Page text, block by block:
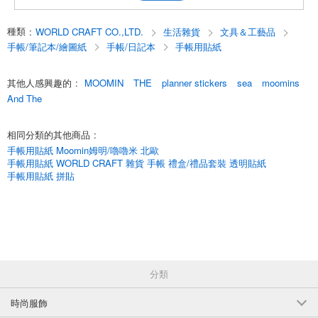
* 從側面偷窺日常生活的姆明文具。
姆明和他的朋友們從姆明世界的花草樹木中走出來。
*花貼紙系列*.
MOFS-003...姆明派對 A
MOFS-004...姆明乙方
MOFS-005...朋友 A
MOFS-006...朋友 B
種類 : WORLD CRAFT CO.,LTD. 生活雜貨
文具＆工藝品
手帳/筆記本/繪圖紙
手帳/日記本 手帳用貼紙
其他人感興趣的 : MOOMIN THE planner stickers sea
moomins
And The
相同分類的其他商品 :
手帳用貼紙 Moomin姆明/嚕嚕米 北歐
手帳用貼紙 WORLD CRAFT 雜貨 手帳 禮盒/禮品套裝 透明貼紙
手帳用貼紙 拼貼
分類
時尚服飾